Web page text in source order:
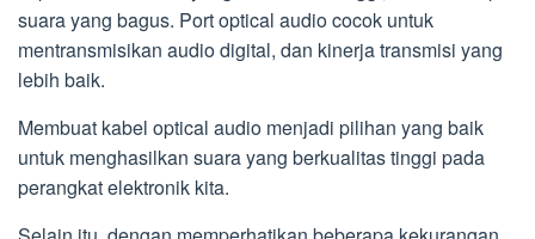
suara yang bagus. Port optical audio cocok untuk
mentransmisikan audio digital, dan kinerja transmisi yang
lebih baik.
Membuat kabel optical audio menjadi pilihan yang baik
untuk menghasilkan suara yang berkualitas tinggi pada
perangkat elektronik kita.